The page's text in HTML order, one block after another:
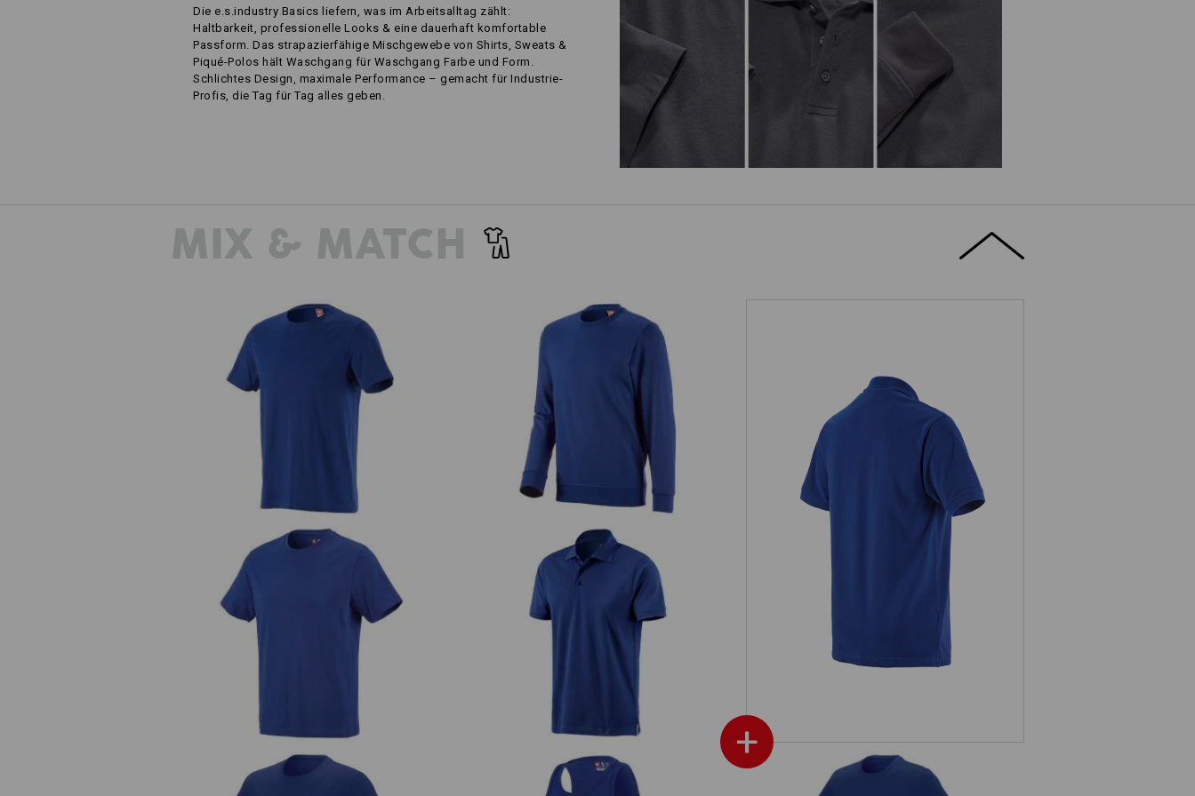
Die e.s.industry Basics liefern, was im Arbeitsalltag zählt:
Haltbarkeit, professionelle Looks & eine dauerhaft komfortable
Passform. Das strapazierfähige Mischgewebe von Shirts, Sweats &
Piqué-Polos hält Waschgang für Waschgang Farbe und Form.
Schlichtes Design, maximale Performance – gemacht für Industrie-
Profis, die Tag für Tag alles geben.
MIX & MATCH
Piqué-Polo e.s.industry
+
T-Shirt e.s.industry Sweatshirt e.s.industry
e.s. T-Shirt cotton e.s. Polo-Shirt cotton